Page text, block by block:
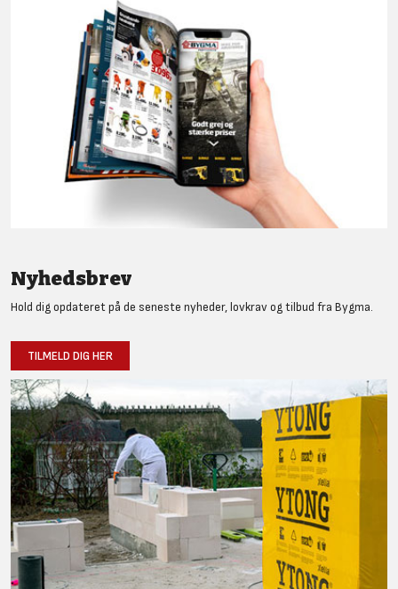
Nyhedsbrev
Hold dig opdateret på de seneste nyheder, lovkrav og tilbud fra Bygma.
TILMELD DIG HER